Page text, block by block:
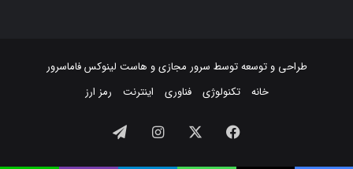
طراحی و توسعه توسط سرور مجازیو هاست لینوکسفاماسرور
خانه
تکنولوژی فناوری اینترنت رمز ارز
فیسبوک ایکس اینستاگرام